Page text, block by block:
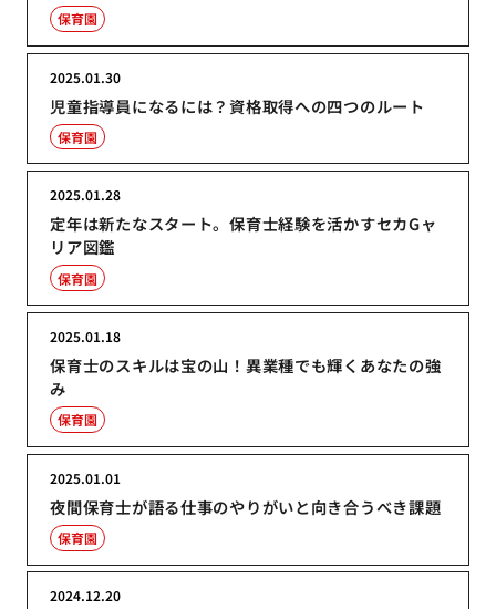
保育園
児童指導員になるには？資格取得への四つのルート
2025.01.30
保育園
定年は新たなスタート。保育士経験を活かすセカGャ
リア図鑑
2025.01.28
保育園
保育士のスキルは宝の山！異業種でも輝くあなたの強
み
2025.01.18
保育園
夜間保育士が語る仕事のやりがいと向き合うべき課題
2025.01.01
保育園
2024.12.20